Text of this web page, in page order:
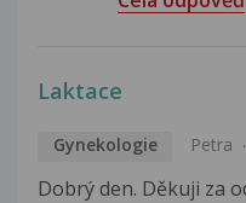
Laktace
Gynekologie Petra
Dobrý den. Děkuji za